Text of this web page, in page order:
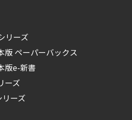
リーズ
版 ペーパーバックス
版e-新書
ーズ
リーズ